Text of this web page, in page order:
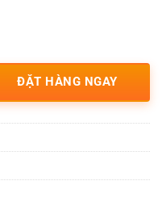
ĐẶT HÀNG NGAY